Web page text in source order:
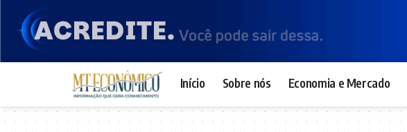
Início Sobre nós Economia e Mercado